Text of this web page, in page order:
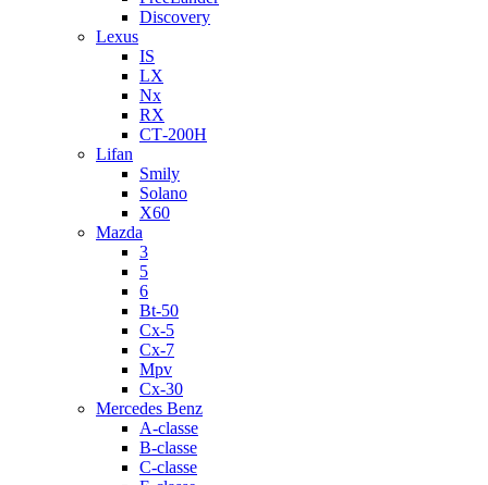
Discovery
Lexus
IS
LX
Nx
RX
СТ-200H
Lifan
Smily
Solano
X60
Mazda
3
5
6
Bt-50
Cx-5
Cx-7
Mpv
Cx-30
Mercedes Benz
A-classe
B-classe
C-classe